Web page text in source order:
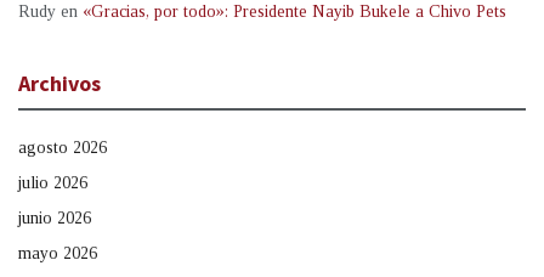
Rudy en «Gracias, por todo»: Presidente Nayib Bukele a Chivo Pets
Archivos
agosto 2026
julio 2026
junio 2026
mayo 2026